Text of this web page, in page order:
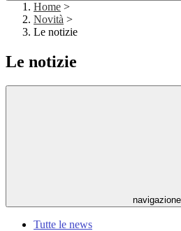
Home >
Novità >
Le notizie
Le notizie
navigazione
Tutte le news